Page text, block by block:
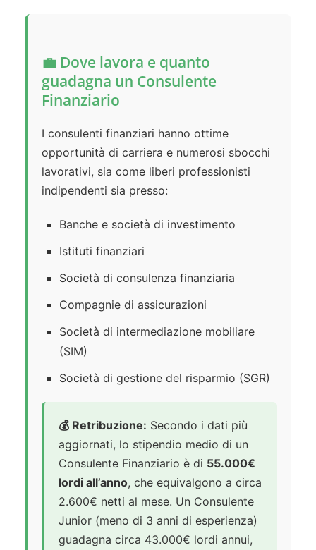
💼 Dove lavora e quanto
guadagna un Consulente
Finanziario
I consulenti finanziari hanno ottime
opportunità di carriera e numerosi sbocchi
lavorativi, sia come liberi professionisti
indipendenti sia presso:
Banche e società di investimento
Istituti finanziari
Società di consulenza finanziaria
Compagnie di assicurazioni
Società di intermediazione mobiliare
(SIM)
Società di gestione del risparmio (SGR)
💰 Retribuzione: Secondo i dati più
aggiornati, lo stipendio medio di un
Consulente Finanziario è di 55.000€
lordi all’anno, che equivalgono a circa
2.600€ netti al mese. Un Consulente
Junior (meno di 3 anni di esperienza)
guadagna circa 43.000€ lordi annui,